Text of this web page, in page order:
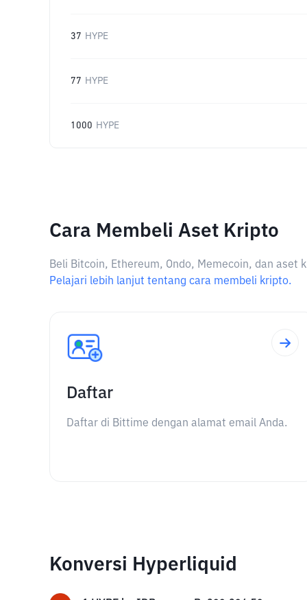
37 HYPE
77 HYPE
1000 HYPE
Cara Membeli Aset Kripto
Beli Bitcoin, Ethereum, Ondo, Memecoin, dan
Pelajari lebih lanjut tentang cara membeli kripto.
Daftar
Daftar di Bittime dengan alamat email Anda.
Konversi Hyperliquid